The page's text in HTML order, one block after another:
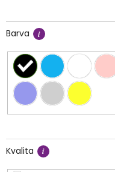
Barva
Kvalita